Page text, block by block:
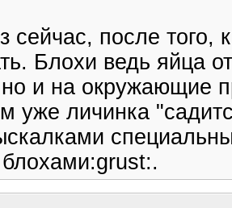
сейчас, после того,
Блохи ведь яйца
и на окружающие
уже личинка
блохами:grust:.